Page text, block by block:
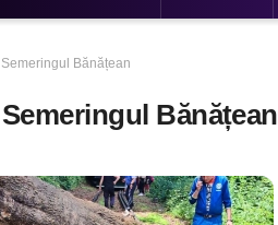
Semeringul Bănățean
Semeringul Bănățean